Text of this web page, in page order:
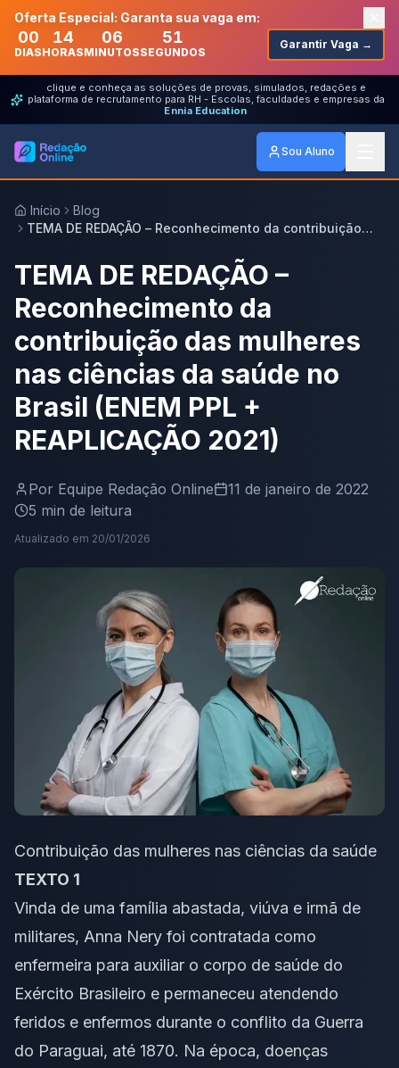
Oferta Especial: Garanta sua vaga em:
00
DIAS
14
HORAS
06
MINUTOS
51
SEGUNDOS
Garantir Vaga →
clique e conheça as soluções de provas, simulados, redações e
plataforma de recrutamento para RH - Escolas, faculdades e empresas da
Ennia Education
Sou Aluno
Início
Blog
TEMA DE REDAÇÃO – Reconhecimento da contribuição
+ REAPLICAÇÃO 2021)
TEMA DE REDAÇÃO –
Reconhecimento da
contribuição das mulheres
nas ciências da saúde no
Brasil (ENEM PPL +
REAPLICAÇÃO 2021)
Por Equipe Redação Online
11 de janeiro de 2022
5 min de leitura
Atualizado em 20/01/2026
Contribuição das mulheres nas ciências da saúde
TEXTO 1
Vinda de uma família abastada, viúva e irmã de
militares, Anna Nery foi contratada como
enfermeira para auxiliar o corpo de saúde do
Exército Brasileiro e permaneceu atendendo
feridos e enfermos durante o conflito da Guerra
do Paraguai, até 1870. Na época, doenças